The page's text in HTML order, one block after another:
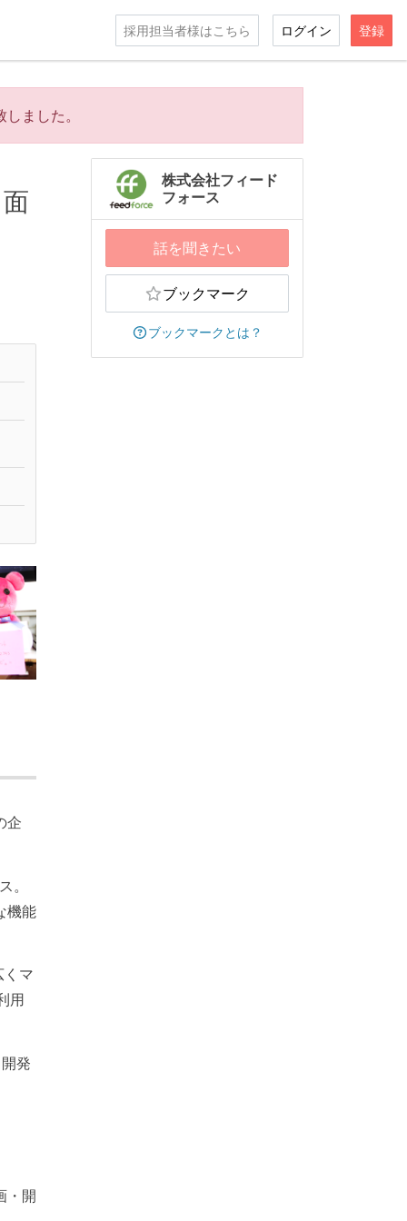
採用担当者様はこちら ログイン 登録
ました。
企
。
機能
くマ
用
発
・開
株式会社フィード
フォース
話を聞きたい
ブックマーク
ブックマークとは？